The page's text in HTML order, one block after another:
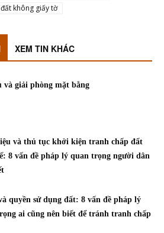
đất không giấy tờ
XEM TIN KHÁC
và giải phòng mặt bằng
và thủ tục khởi kiện tranh chấp đất
8 vấn đề pháp lý quan trọng người dân
quyền sử dụng đất: 8 vấn đề pháp lý
ai cũng nên biết để tránh tranh chấp